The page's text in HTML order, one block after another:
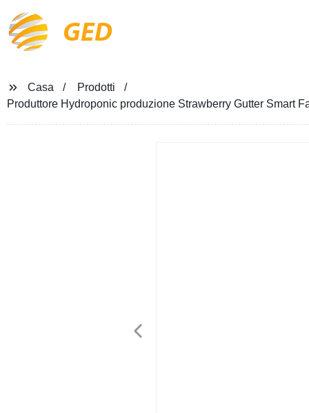
GED
Casa
Prodotti
Produttore Hydroponic produzione Strawberry Gutter Smart